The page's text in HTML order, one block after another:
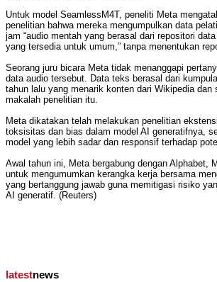
Untuk model SeamlessM4T, peneliti Meta
penelitian bahwa mereka mengumpulkan data
jam “audio mentah yang berasal dari repositori
yang tersedia untuk umum,” tanpa menentukan
Seorang juru bicara Meta tidak menanggapi
data audio tersebut. Data teks berasal dari
tahun lalu yang menarik konten dari Wikipedia
makalah penelitian itu.
Meta dikatakan telah melakukan penelitian
toksisitas dan bias dalam model AI generatifnya,
model yang lebih sadar dan responsif terhadap
Awal tahun ini, Meta bergabung dengan Alphabet,
untuk mengumumkan kerangka kerja bersama
yang bertanggung jawab guna memitigasi risiko
AI generatif. (Reuters)
latestnews